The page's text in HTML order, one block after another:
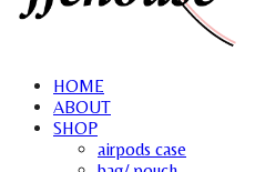
HOME
ABOUT
SHOP
airpods case